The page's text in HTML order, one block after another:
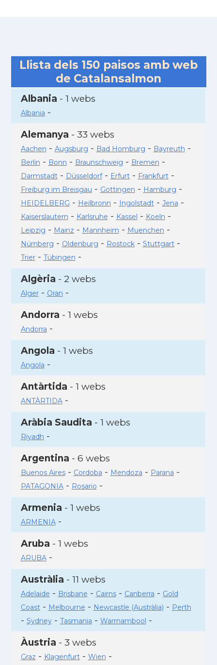
Llista dels 150 paisos amb web
de Catalansalmon
Albania - 1 webs
Albania -
Alemanya - 33 webs
Aachen - Augsburg - Bad Homburg - Bayreuth -
Berlin - Bonn - Braunschweig - Bremen -
Darmstadt- Düsseldorf- Erfurt- Frankfurt-
Freiburg im Breisgau - Gottingen - Hamburg -
HEIDELBERG - Heilbronn - Ingolstadt- Jena -
Kaiserslautern - Karlsruhe - Kassel - Koeln -
Leipzig - Mainz - Mannheim - Muenchen -
Nürnberg - Oldenburg - Rostock- Stuttgart-
Trier- Tübingen -
Algèria - 2 webs
Alger- Oran -
Andorra - 1 webs
Andorra -
Angola - 1 webs
Angola -
Antàrtida - 1 webs
ANTÀRTIDA-
Aràbia Saudita - 1 webs
Riyadh -
Argentina - 6 webs
Buenos Aires- Cordoba - Mendoza - Parana -
PATAGONIA- Rosario -
Armenia - 1 webs
ARMENIA-
Aruba - 1 webs
ARUBA-
Austràlia - 11 webs
Adelaide - Brisbane - Cairns- Canberra - Gold
Coast- Melbourne - Newcastle (Austràlia) - Perth
- Sydney- Tasmania - Warrnambool -
Àustria - 3 webs
Graz - Klagenfurt- Wien -